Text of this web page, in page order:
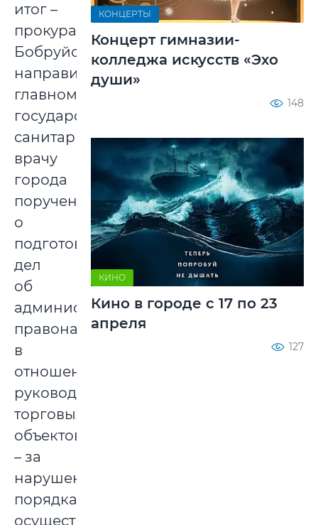
итог –
прокуратура
Бобруйска
направила
главному
государственному
санитарному
врачу
города
поручения
о
подготовке
дел
об
административных
правонарушениях:
в
отношении
руководителей
торговых
объектов
– за
нарушения
порядка
осуществления
КОНЦЕРТЫ
Концерт гимназии-
колледжа искусств «Эхо
души»
148
КИНО
Кино в городе с 17 по 23
апреля
127